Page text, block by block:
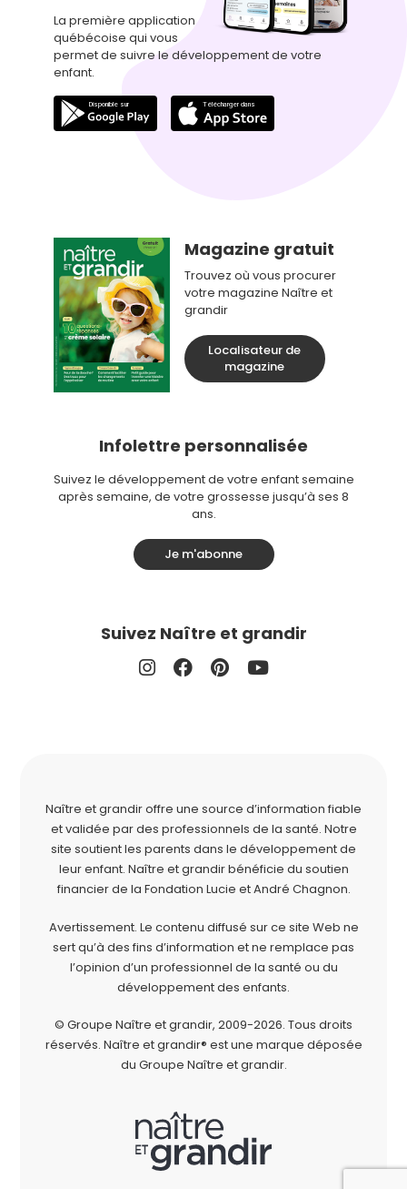
La première application
québécoise qui vous
permet de suivre le développement de votre
enfant.
Magazine gratuit
Trouvez où vous procurer
votre magazine Naître et
grandir
Localisateur de
magazine
Infolettre personnalisée
Suivez le développement de votre enfant semaine
après semaine, de votre grossesse jusqu’à ses 8
ans.
Je m'abonne
Suivez Naître et grandir
Naître et grandir offre une source d’information fiable
et validée par des professionnels de la santé. Notre
site soutient les parents dans le développement de
leur enfant. Naître et grandir bénéficie du soutien
financier de la Fondation Lucie et André Chagnon.
Avertissement. Le contenu diffusé sur ce site Web ne
sert qu’à des fins d’information et ne remplace pas
l’opinion d’un professionnel de la santé ou du
développement des enfants.
© Groupe Naître et grandir, 2009-2026. Tous droits
réservés. Naître et grandir® est une marque déposée
du Groupe Naître et grandir.